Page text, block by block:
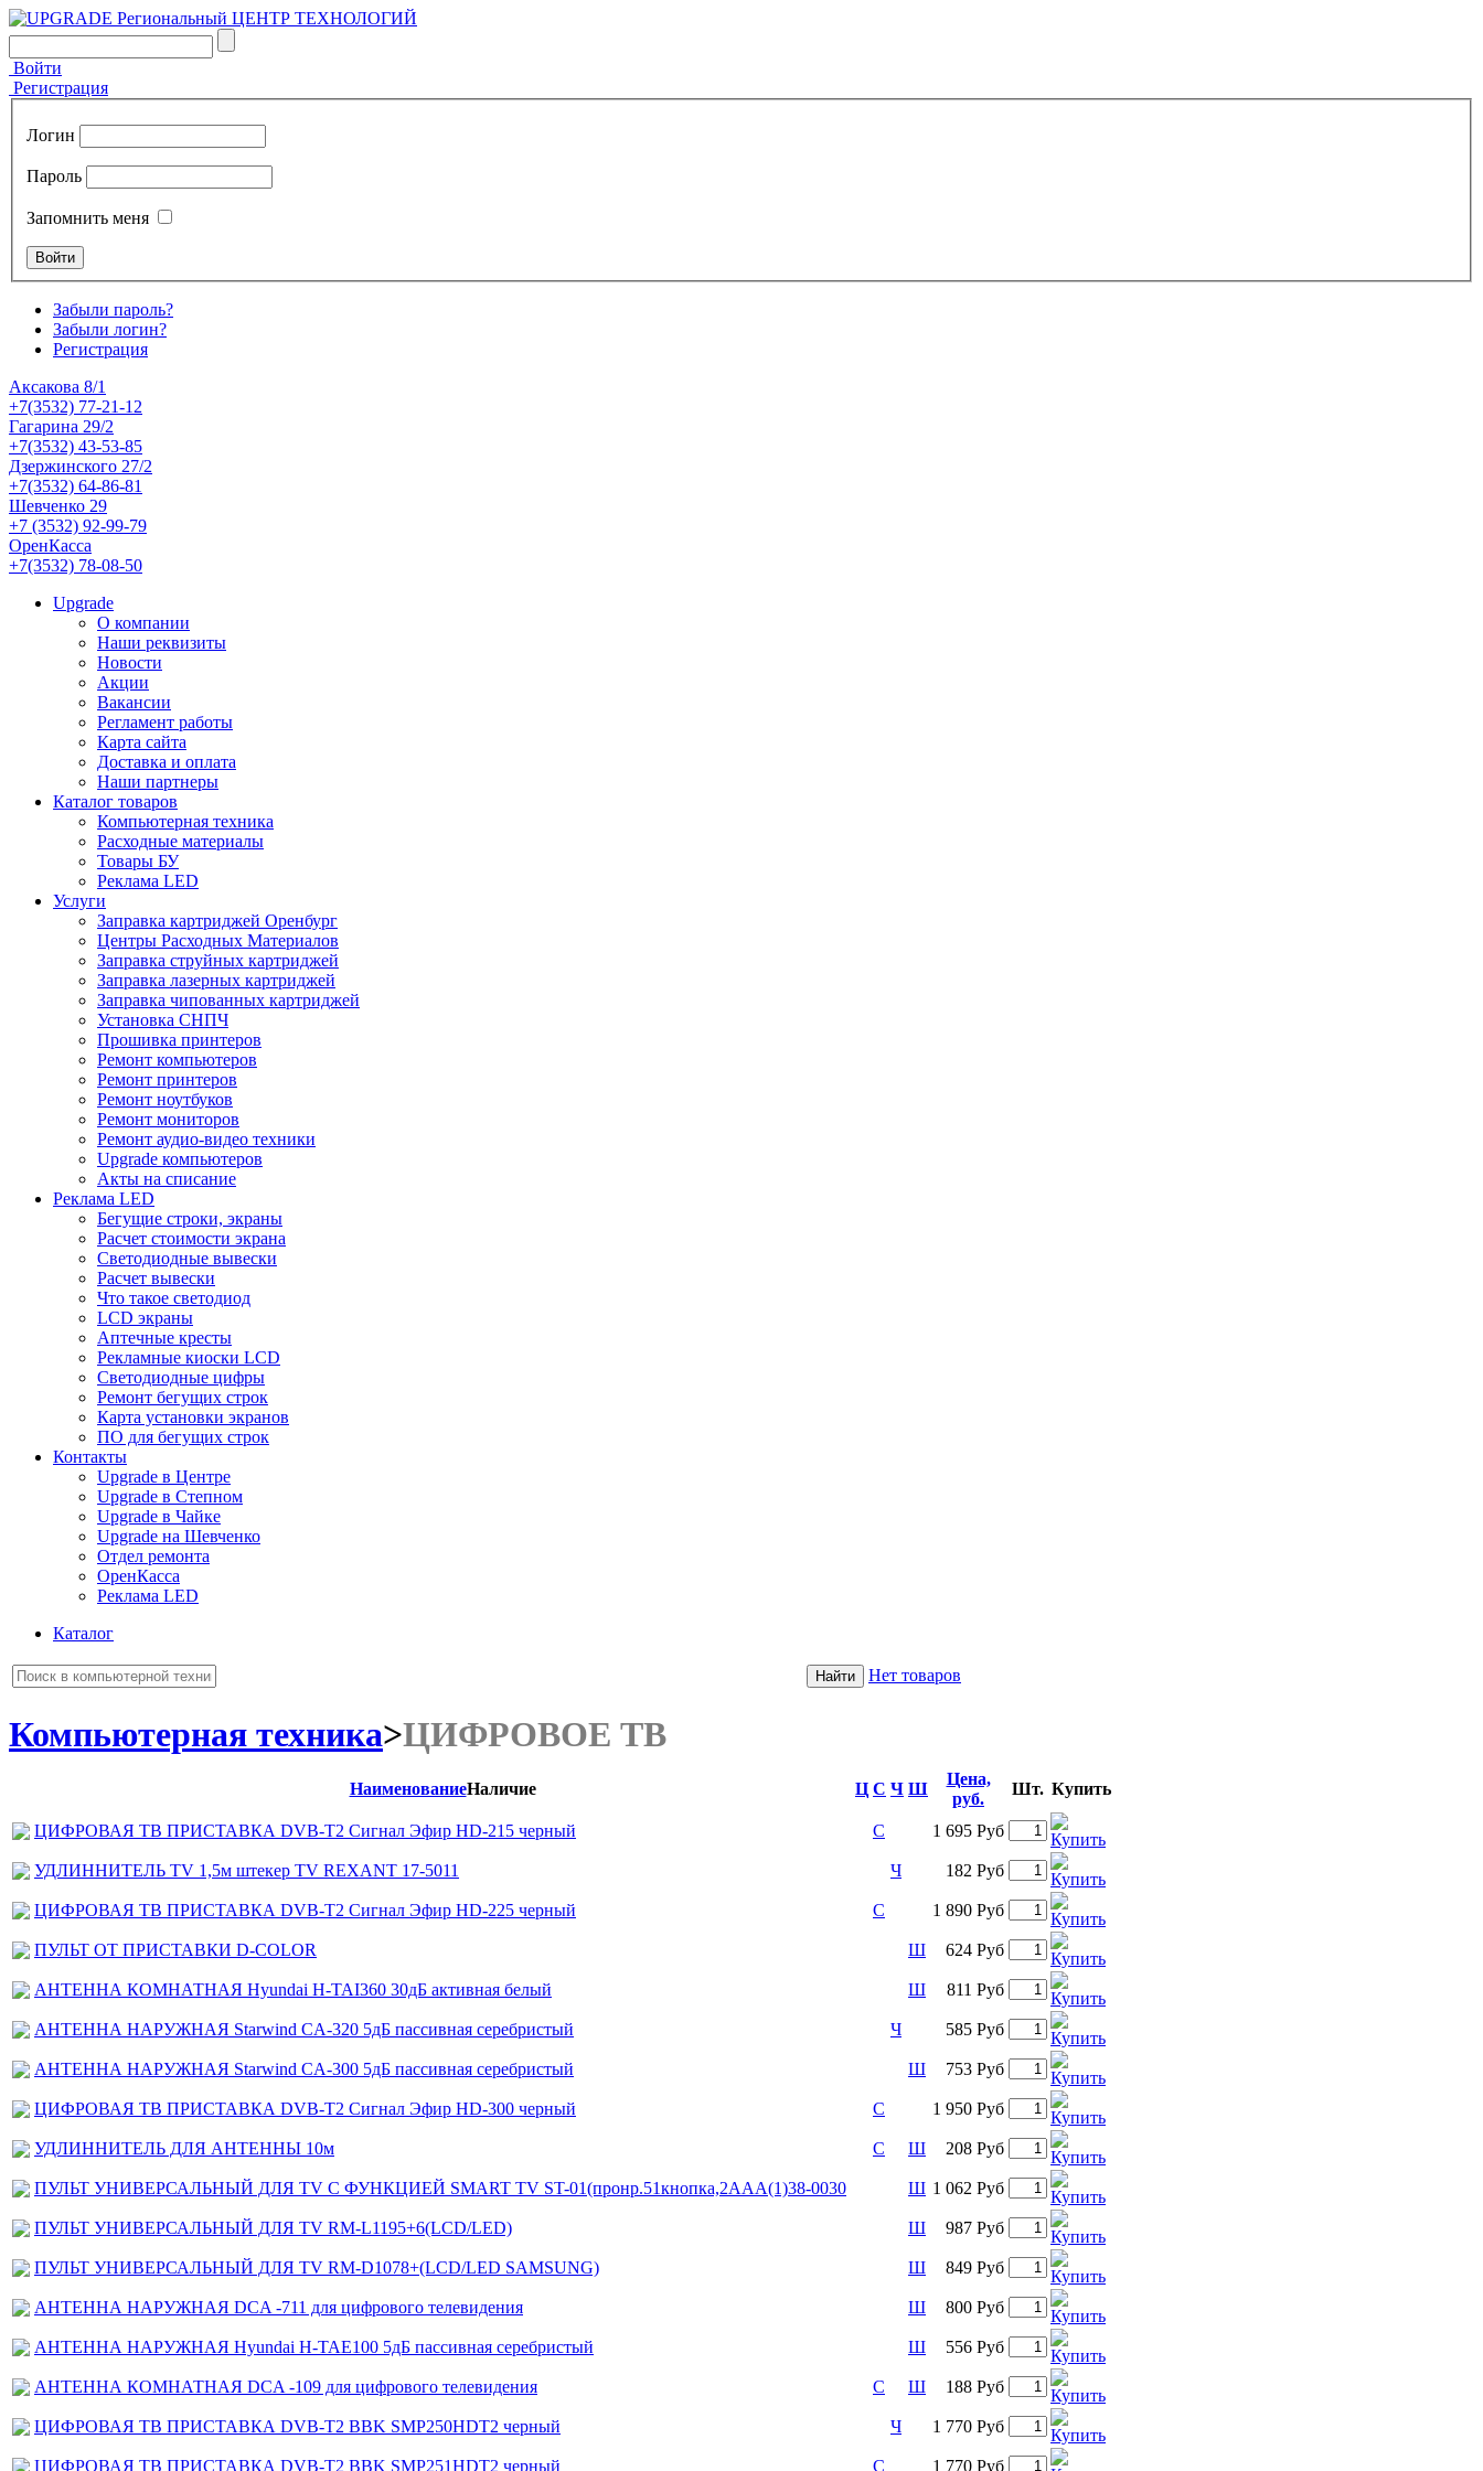
Войти
Регистрация
Логин
Пароль
Запомнить меня
Забыли пароль?
Забыли логин?
Регистрация
Аксакова 8/1
+7(3532) 77-21-12
Гагарина 29/2
+7(3532) 43-53-85
Дзержинского 27/2
+7(3532) 64-86-81
Шевченко 29
+7 (3532) 92-99-79
ОренКасса
+7(3532) 78-08-50
Upgrade
О компании
Наши реквизиты
Новости
Акции
Вакансии
Регламент работы
Карта сайта
Доставка и оплата
Наши партнеры
Каталог товаров
Компьютерная техника
Расходные материалы
Товары БУ
Реклама LED
Услуги
Заправка картриджей Оренбург
Центры Расходных Материалов
Заправка струйных картриджей
Заправка лазерных картриджей
Заправка чипованных картриджей
Установка СНПЧ
Прошивка принтеров
Ремонт компьютеров
Ремонт принтеров
Ремонт ноутбуков
Ремонт мониторов
Ремонт аудио-видео техники
Upgrade компьютеров
Акты на списание
Реклама LED
Бегущие строки, экраны
Расчет стоимости экрана
Светодиодные вывески
Расчет вывески
Что такое светодиод
LCD экраны
Аптечные кресты
Рекламные киоски LCD
Светодиодные цифры
Ремонт бегущих строк
Карта установки экранов
ПО для бегущих строк
Контакты
Upgrade в Центре
Upgrade в Степном
Upgrade в Чайке
Upgrade на Шевченко
Отдел ремонта
ОренКасса
Реклама LED
Каталог
Нет товаров
Компьютерная техника>ЦИФРОВОЕ ТВ
НаименованиеНаличие Ц С Ч Ш
Цена,
руб.
Шт. Купить
ЦИФРОВАЯ ТВ ПРИСТАВКА DVB-T2 Сигнал Эфир HD-215 черный С 1 695 Руб
УДЛИННИТЕЛЬ ТV 1,5м штекер TV REXANT 17-5011 Ч 182 Руб
ЦИФРОВАЯ ТВ ПРИСТАВКА DVB-T2 Сигнал Эфир HD-225 черный С 1 890 Руб
ПУЛЬТ ОТ ПРИСТАВКИ D-COLOR Ш 624 Руб
АНТЕННА КОМНАТНАЯ Hyundai H-TAI360 30дБ активная белый Ш 811 Руб
АНТЕННА НАРУЖНАЯ Starwind CA-320 5дБ пассивная серебристый Ч 585 Руб
АНТЕННА НАРУЖНАЯ Starwind CA-300 5дБ пассивная серебристый Ш 753 Руб
ЦИФРОВАЯ ТВ ПРИСТАВКА DVB-T2 Сигнал Эфир HD-300 черный С 1 950 Руб
УДЛИННИТЕЛЬ ДЛЯ АНТЕННЫ 10м С Ш 208 Руб
ПУЛЬТ УНИВЕРСАЛЬНЫЙ ДЛЯ TV С ФУНКЦИЕЙ SMART TV ST-01(пронр.51кнопка,2ААА(1)38-0030 Ш 1 062 Руб
ПУЛЬТ УНИВЕРСАЛЬНЫЙ ДЛЯ TV RM-L1195+6(LCD/LED) Ш 987 Руб
ПУЛЬТ УНИВЕРСАЛЬНЫЙ ДЛЯ TV RM-D1078+(LCD/LED SAMSUNG) Ш 849 Руб
АНТЕННА НАРУЖНАЯ DCA -711 для цифрового телевидения Ш 800 Руб
АНТЕННА НАРУЖНАЯ Hyundai H-TAE100 5дБ пассивная серебристый Ш 556 Руб
АНТЕННА КОМНАТНАЯ DCA -109 для цифрового телевидения С Ш 188 Руб
ЦИФРОВАЯ ТВ ПРИСТАВКА DVB-T2 BBK SMP250HDT2 черный Ч 1 770 Руб
ЦИФРОВАЯ ТВ ПРИСТАВКА DVB-T2 BBK SMP251HDT2 черный С 1 770 Руб